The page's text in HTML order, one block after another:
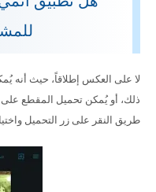
لا على العكس إطلاقاً، حيث أنه
ذلك، أو يُمكن تحميل المقطع على
طريق النقر على زر التحميل